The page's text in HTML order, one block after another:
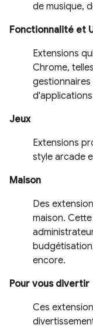
de musique,
Fonctionnalité et
Extensions
Chrome,
Jeux
Extensions
style arcade
Maison
Des
maison.
encore.
Pour vous divertir
Ces